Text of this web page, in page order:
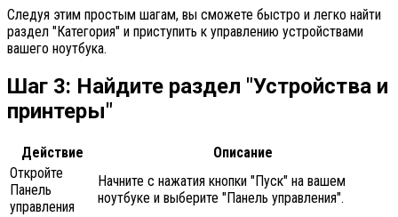
Следуя этим простым шагам, вы сможете быстро и легко найти
раздел "Категория" и приступить к управлению устройствами
вашего ноутбука.
Шаг 3: Найдите раздел "Устройства и
принтеры"
Действие
Описание
Откройте
Панель
управления
Начните с нажатия кнопки "Пуск" на вашем
ноутбуке и выберите "Панель управления".